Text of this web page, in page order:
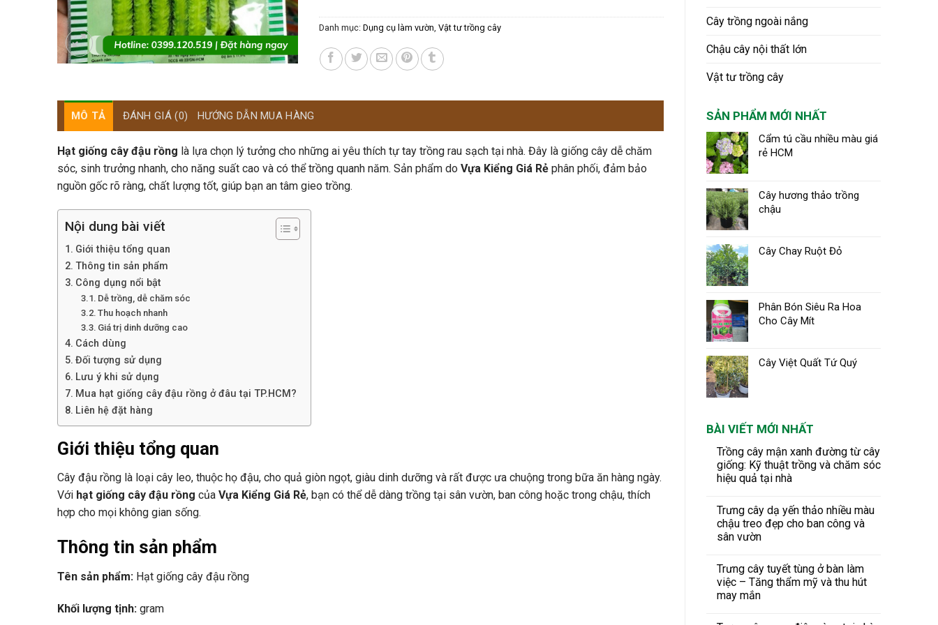
Cây trồng ngoài nắng
Chậu cây nội thất lớn
Vật tư trồng cây
SẢN PHẨM MỚI NHẤT
Cẩm tú cầu nhiều màu giá
rẻ HCM
Cây hương thảo trồng
chậu
Cây Chay Ruột Đỏ
Phân Bón Siêu Ra Hoa
Cho Cây Mít
Cây Việt Quất Tứ Quý
BÀI VIẾT MỚI NHẤT
Trồng cây mận xanh đường từ cây
giống: Kỹ thuật trồng và chăm sóc
hiệu quả tại nhà
Trưng cây dạ yến thảo nhiều màu
chậu treo đẹp cho ban công và
sân vườn
Trưng cây tuyết tùng ở bàn làm
việc – Tăng thẩm mỹ và thu hút
may mắn
Danh mục: Dụng cụ làm vườn Vật tư trồng cây
MÔ TẢ ĐÁNH GIÁ (0) HƯỚNG DẪN MUA HÀNG
Hạt giống cây đậu rồng là lựa chọn lý tưởng cho những ai yêu thích tự tay trồng rau sạch tại nhà. Đây là giống cây dễ chăm
sóc, sinh trưởng nhanh, cho năng suất cao và có thể trồng quanh năm. Sản phẩm do Vựa Kiểng Giá Rẻ phân phối, đảm bảo
nguồn gốc rõ ràng, chất lượng tốt, giúp bạn an tâm gieo trồng.
Nội dung bài viết
Giới thiệu tổng quan
Thông tin sản phẩm
Công dụng nổi bật
Dễ trồng, dễ chăm sóc
Thu hoạch nhanh
Giá trị dinh dưỡng cao
Cách dùng
Đối tượng sử dụng
Lưu ý khi sử dụng
Mua hạt giống cây đậu rồng ở đâu tại TP.HCM?
Liên hệ đặt hàng
Giới thiệu tổng quan
Cây đậu rồng là loại cây leo, thuộc họ đậu, cho quả giòn ngọt, giàu dinh dưỡng và rất được ưa chuộng trong bữa ăn hàng ngày.
Với hạt giống cây đậu rồng của Vựa Kiểng Giá Rẻ, bạn có thể dễ dàng trồng tại sân vườn, ban công hoặc trong chậu, thích
hợp cho mọi không gian sống.
Thông tin sản phẩm
Tên sản phẩm: Hạt giống cây đậu rồng
Khối lượng tịnh: gram